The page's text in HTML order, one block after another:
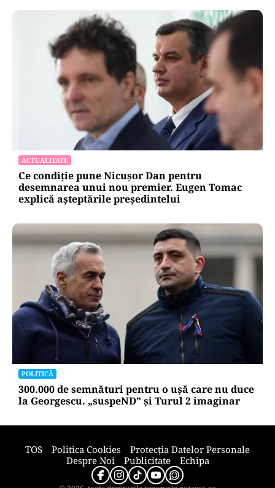
ACTUALITATE
Ce condiție pune Nicușor Dan pentru
desemnarea unui nou premier. Eugen Tomac
explică așteptările președintelui
POLITICĂ
300.000 de semnături pentru o ușă care nu duce
la Georgescu. „suspeND” și Turul 2 imaginar
TOS Politica Cookies
Protecția Datelor Personale
Despre Noi
Publicitate Echipa